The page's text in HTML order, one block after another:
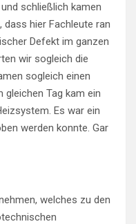
schließlich kamen
hier Fachleute ran
Defekt im ganzen
wir sogleich die
sogleich einen
gleichen Tag kam ein
Es war ein
werden konnte. Gar
welches zu den